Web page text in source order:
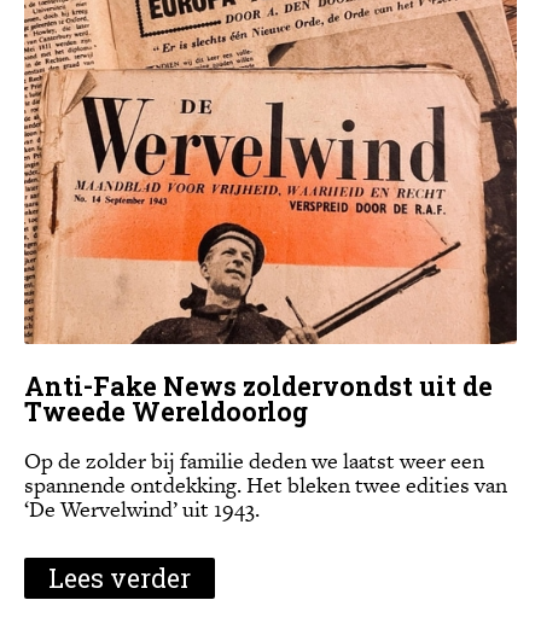
Anti-Fake News zoldervondst uit de
Tweede Wereldoorlog
Op de zolder bij familie deden we laatst weer een
spannende ontdekking. Het bleken twee edities van
‘De Wervelwind’ uit 1943.
Lees verder